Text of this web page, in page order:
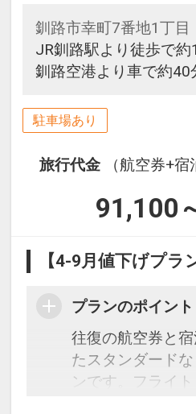
釧路市幸町7番地1丁目
JR釧路駅より徒歩で約
釧路空港より車で約40
駐車場あり
旅行代金
（航空券+
91,100
【4-9月値下げプラ
プランのポイント
往復の航空券と
たスタンダード
ンです。フライ